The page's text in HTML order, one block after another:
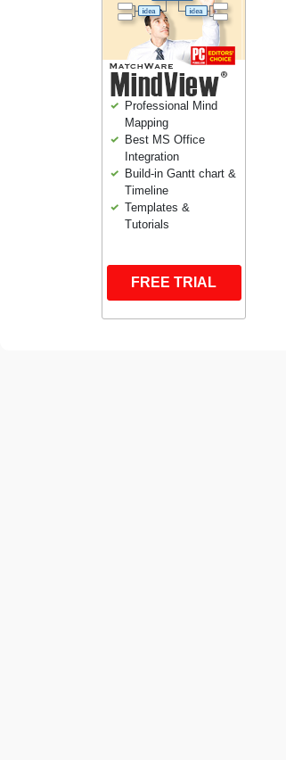
Professional Mind
Mapping
Best MS Office
Integration
Build-in Gantt chart &
Timeline
Templates &
Tutorials
FREE TRIAL